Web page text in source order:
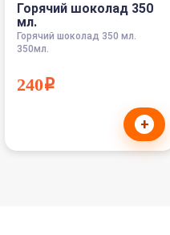
Горячий шоколад 350
мл.
Горячий шоколад 350 мл.
350мл.
240i
+